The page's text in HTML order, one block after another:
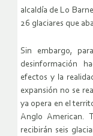
alcaldía de Lo
26 glaciares que
Sin embargo,
desinformación
efectos y la
expansión no se
ya opera en el
Anglo American.
recibirán seis